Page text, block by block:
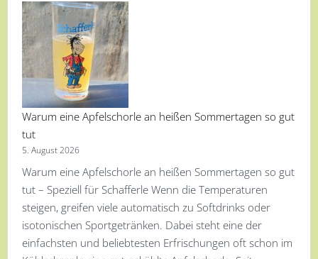
Warum eine Apfelschorle an heißen Sommertagen so gut
tut
5. August 2026
Warum eine Apfelschorle an heißen Sommertagen so gut
tut – Speziell für Schafferle Wenn die Temperaturen
steigen, greifen viele automatisch zu Softdrinks oder
isotonischen Sportgetränken. Dabei steht eine der
einfachsten und beliebtesten Erfrischungen oft schon im